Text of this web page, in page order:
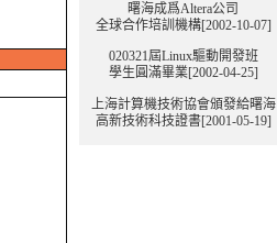
曙海成爲Altera公司
全球合作培訓機構[2002-10-07]
020321屆Linux驅動開發班
學生圓滿畢業[2002-04-25]
上海計算機技術協會頒發給曙海
高新技術科技證書[2001-05-19]